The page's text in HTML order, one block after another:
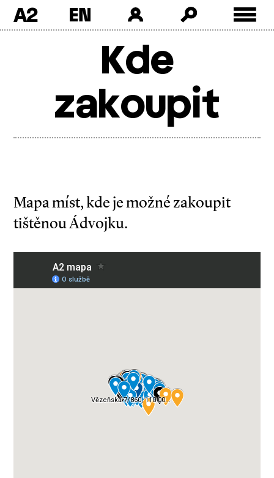
A2
Kde
zakoupit
Mapa míst, kde je možné zakoupit
tištěnou Ádvojku.